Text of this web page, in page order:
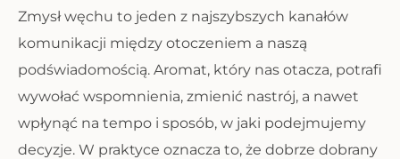
Zmysł węchu to jeden z najszybszych kanałów
komunikacji między otoczeniem a naszą
podświadomością. Aromat, który nas otacza, potrafi
wywołać wspomnienia, zmienić nastrój, a nawet
wpłynąć na tempo i sposób, w jaki podejmujemy
decyzje. W praktyce oznacza to, że dobrze dobrany